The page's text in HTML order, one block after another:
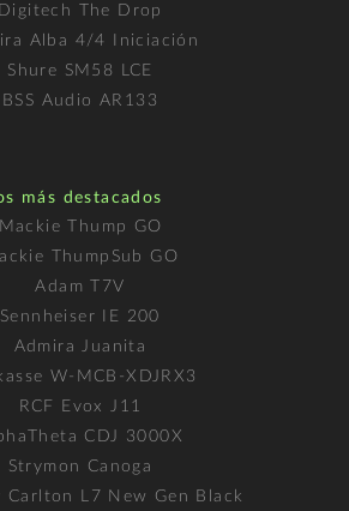
Digitech The Drop
Alba 4/4 Iniciación
Shure SM58 LCE
BSS Audio AR133
más destacados
Mackie Thump GO
ThumpSub GO
Adam T7V
Sennheiser IE 200
Admira Juanita
W-MCB-XDJRX3
RCF Evox J11
CDJ 3000X
Strymon Canoga
Carlton L7 New Gen Black